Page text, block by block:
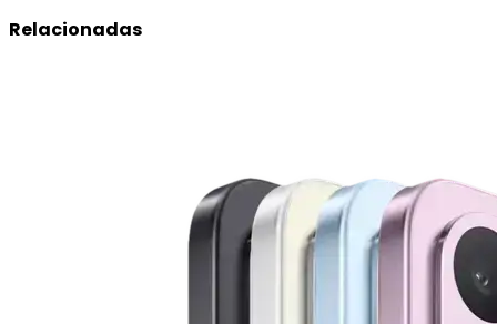
Relacionadas